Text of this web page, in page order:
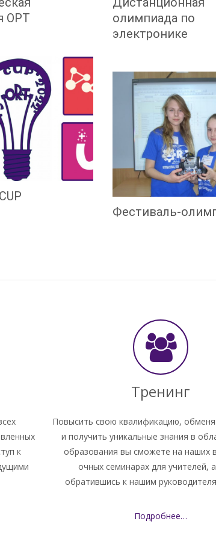
ОРТ
олимпиада по
электронике
Фестиваль-
к
Тренинг
Повысить свою квалификацию,
и получить уникальные знания в
образования вы сможете на наших
очных семинарах для учителей,
обратившись к нашим
Подробнее…